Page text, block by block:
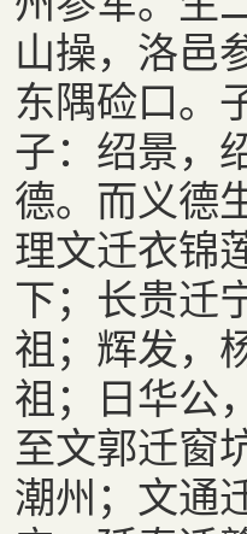
山操，洛邑
东隅硷口。
子：绍景，
德。而义德
理文迁衣锦
下；长贵迁
祖；辉发，
祖；日华公
至文郭迁窗
潮州；文通